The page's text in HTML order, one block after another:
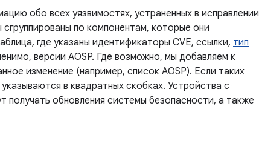
обо всех уязвимостях, устраненных в исправлении
по компонентам, которые они
где указаны идентификаторы CVE, ссылки, тип
версии AOSP. Где возможно, мы добавляем к
изменение (например, список AOSP). Если таких
в квадратных скобках. Устройства с
получать обновления системы безопасности, а также